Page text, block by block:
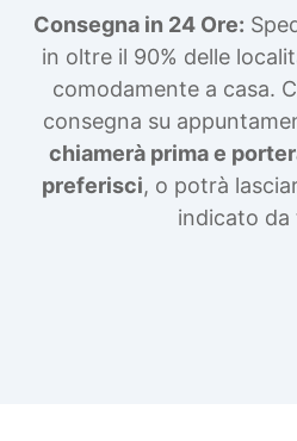
Consegna in 24 Ore:
in oltre il 90% delle
comodamente a casa.
consegna su
chiamerà prima e
preferisci, o potrà
indicato da